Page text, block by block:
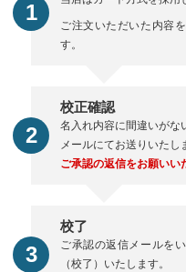
ご注文いただいた内容
す。
校正確認
名入れ内容に間違いがな
メールにてお送りいたし
ご承認の返信をお願いい
校了
ご承認の返信メールを
（校了）いたします。